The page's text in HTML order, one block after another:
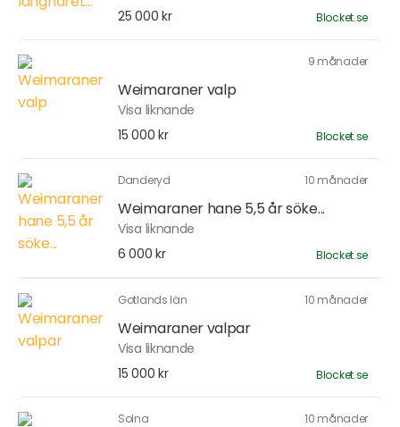
25 000 kr Blocket.se
9 månader
Weimaraner valp
Visa liknande
15 000 kr
Blocket.se
Danderyd 10 månader
Weimaraner hane 5,5 år söke...
Visa liknande
6 000 kr
Blocket.se
Gotlands län 10 månader
Weimaraner valpar
Visa liknande
15 000 kr
Blocket.se
Solna 10 månader